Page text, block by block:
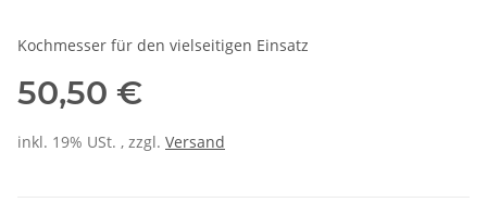
Kochmesser für den vielseitigen Einsatz
50,50 €
inkl. 19% USt. , zzgl. Versand